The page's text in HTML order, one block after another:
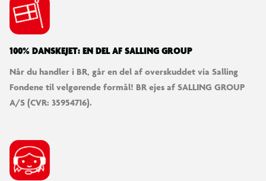
100% DANSKEJET: EN DEL AF SALLING GROUP
Når du handler i BR, går en del af overskuddet via Salling
Fondene til velgørende formål! BR ejes af SALLING GROUP
A/S (CVR: 35954716).